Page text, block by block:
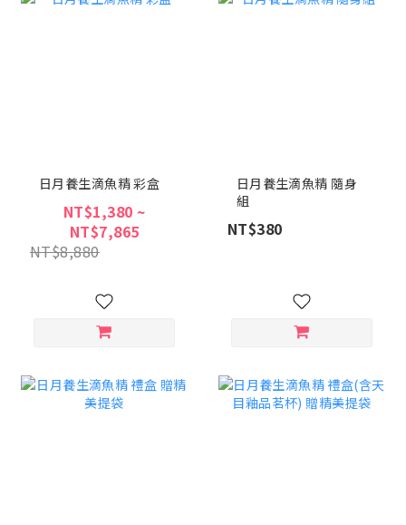
日月養生滴魚精 彩盒
NT$1,380 ~
NT$7,865
NT$8,880
日月養生滴魚精 隨身
組
NT$380